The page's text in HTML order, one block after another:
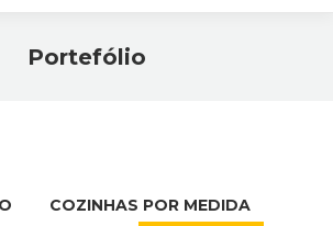
Portefólio
COZINHAS POR MEDIDA